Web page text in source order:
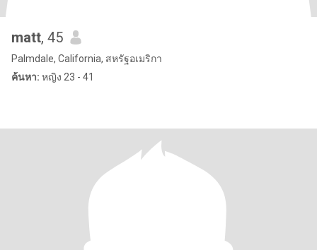
matt, 45
Palmdale, California, สหรัฐอเมริกา
ค้นหา: หญิง 23 - 41